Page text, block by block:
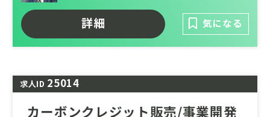
詳細 気になる
求人ID 25014
カーボンクレジット販売/事業開発